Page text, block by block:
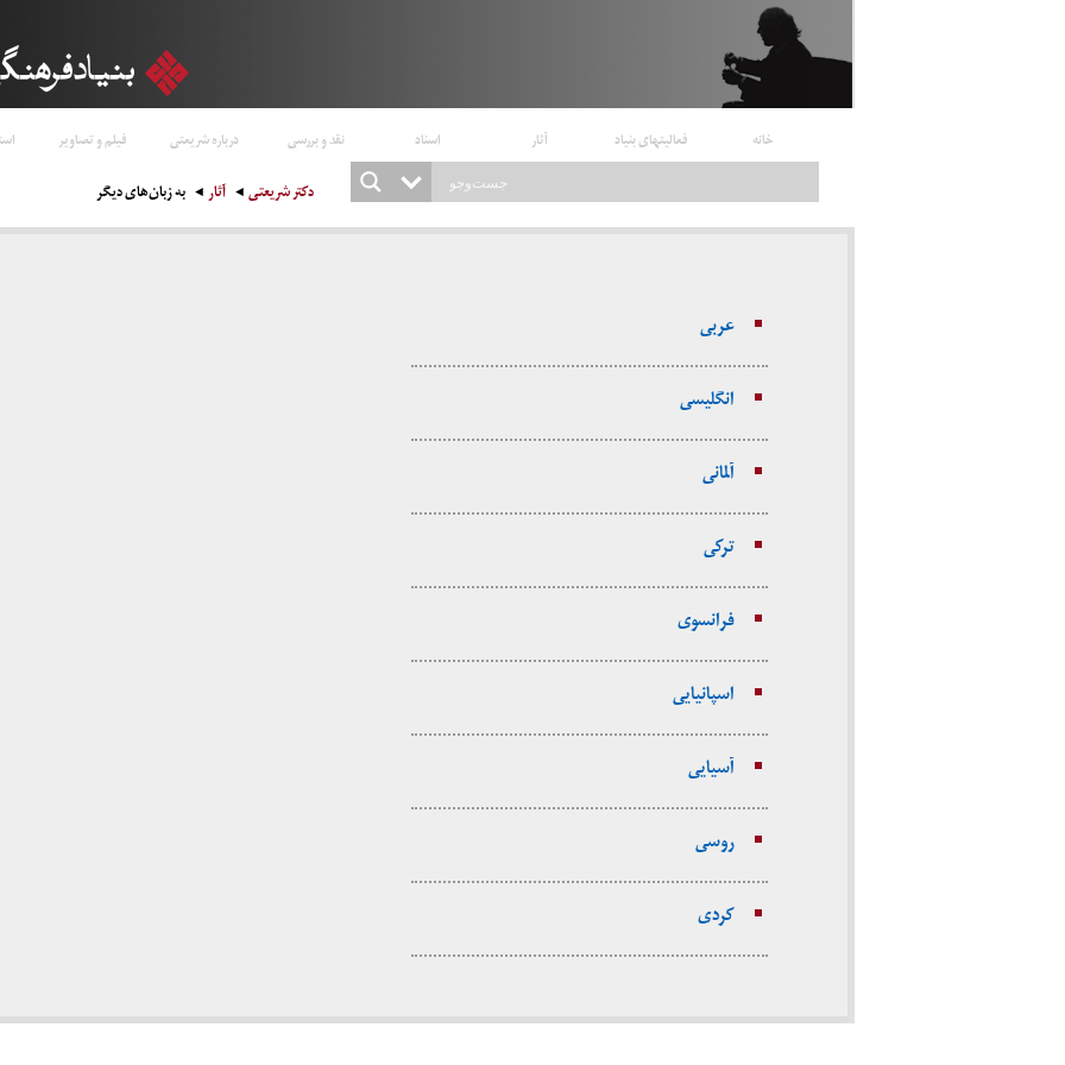
خانه فعالیتهای بنیاد آثار اسناد نقد و بررسی درباره شریعتی فیلم و تصاویر
دکتر شریعتی آثار به زبان‌های دیگر
عربی
انگلیسی
آلمانی
ترکی
فرانسوی
اسپانیایی
آسیایی
روسی
کردی